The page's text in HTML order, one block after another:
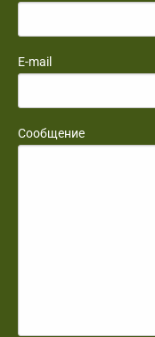
E-mail
Сообщение